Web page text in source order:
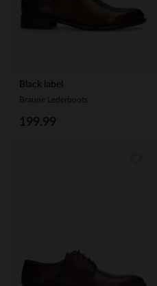
Black label
Braune Lederboots
199.99